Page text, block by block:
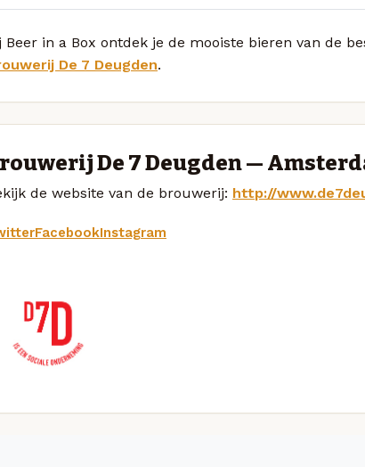
Beer in a Box ontdek je de mooiste bieren van de
De 7 Deugden.
De 7 Deugden —
de website van de brouwerij: http://
FacebookInstagram